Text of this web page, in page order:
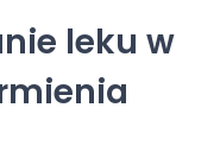
leku w